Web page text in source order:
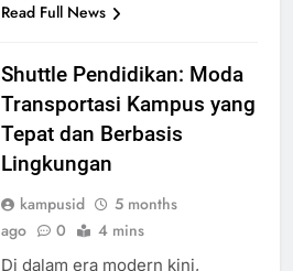
Read Full News
Shuttle Pendidikan: Moda
Transportasi Kampus yang
Tepat dan Berbasis
Lingkungan
kampusid
5 months
ago
0 4 mins
Di dalam era modern kini,